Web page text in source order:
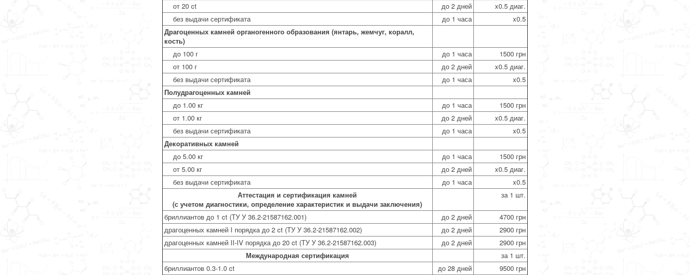
от 20 ct
до 2 дней
x0.5 диаг.
без выдачи сертификата
до 1 часа
x0.5
Драгоценных камней органогенного образования (янтарь, жемчуг, коралл,
кость)
до 100 г
до 1 часа
1500 грн
от 100 г
до 2 дней
x0.5 диаг.
без выдачи сертификата
до 1 часа
x0.5
Полудрагоценных камней
до 1.00 кг
до 1 часа
1500 грн
от 1.00 кг
до 2 дней
x0.5 диаг.
без выдачи сертификата
до 1 часа
x0.5
Декоративных камней
до 5.00 кг
до 1 часа
1500 грн
от 5.00 кг
до 2 дней
x0.5 диаг.
без выдачи сертификата
до 1 часа
x0.5
Аттестация и сертификация камней
(с учетом диагностики, определение характеристик и выдачи заключения)
за 1 шт.
бриллиантов до 1 ct (ТУ У 36.2-21587162.001) до 2 дней
4700 грн
драгоценных камней I порядка до 2 ct (ТУ У 36.2-21587162.002)
до 2 дней
2900 грн
драгоценных камней II-IV порядка до 20 ct (ТУ У 36.2-21587162.003)
до 2 дней
2900 грн
Международная сертификация
за 1 шт.
бриллиантов 0.3-1.0 ct
до 28 дней
9500 грн